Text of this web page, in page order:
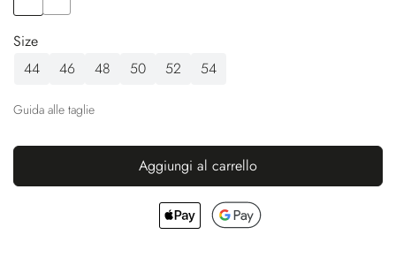
Size
44
46 48 50 52 54
Guida alle taglie
Aggiungi al carrello